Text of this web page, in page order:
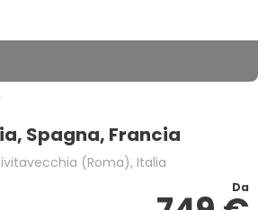
Spagna, Francia
(Roma), Italia
Da